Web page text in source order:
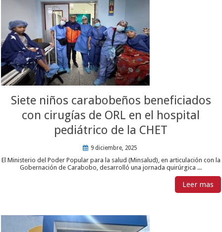
Siete niños carabobeños beneficiados
con cirugías de ORL en el hospital
pediátrico de la CHET
9 diciembre, 2025
El Ministerio del Poder Popular para la salud (Minsalud), en articulación con la
Gobernación de Carabobo, desarrolló una jornada quirúrgica ...
Leer mas